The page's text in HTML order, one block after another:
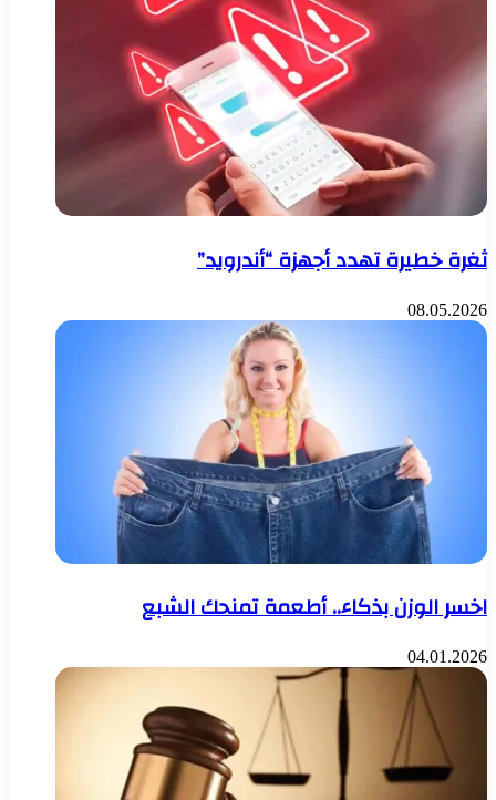
ثغرة خطيرة تهدد أجهزة “أندرويد”
08.05.2026
اخسر الوزن بذكاء.. أطعمة تمنحك الشبع
04.01.2026